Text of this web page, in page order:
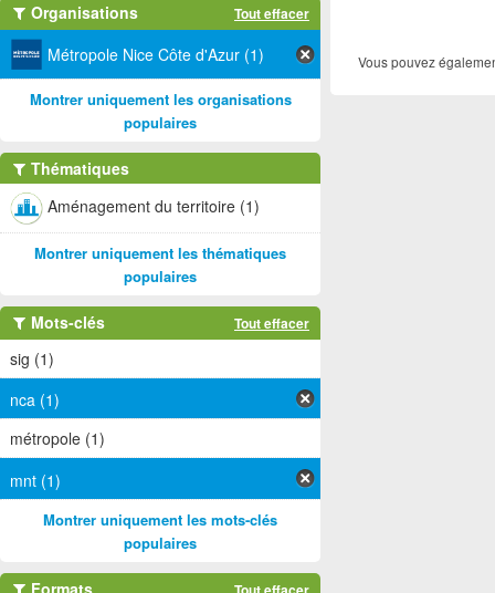
Vous pouvez
Organisations Tout effacer
Métropole Nice Côte d'Azur (1)
Montrer uniquement les organisations
populaires
Thématiques
Aménagement du territoire (1)
Montrer uniquement les thématiques
populaires
Mots-clés Tout effacer
sig (1)
nca (1)
métropole (1)
mnt (1)
Montrer uniquement les mots-clés
populaires
Formats